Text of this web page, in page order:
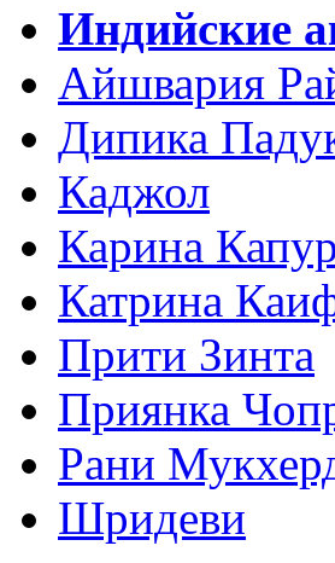
Индийские
Айшвария
Дипика
Каджол
Карина Капур
Катрина
Прити Зинта
Приянка
Рани
Шридеви